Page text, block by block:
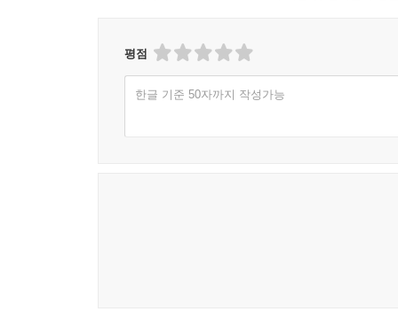
실어놓음으로써 최고의 합격 마무리 수험서로 자
끝으로 이 책을 통해 학습하는 모든 수험생 여러
평점
한글 기준 50자까지 작성가능